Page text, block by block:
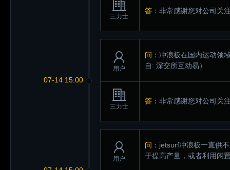
三力士
答： 非常感谢您对公司关
07-14 15:00
用户
问： 冲浪板在国内运动领
自: 深交所互动易）
三力士
答： 非常感谢您对公司关
用户
问： jetsurf冲浪板一直供
于提高产量，或者利用闲